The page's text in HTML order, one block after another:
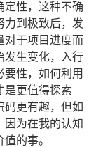
定性，这种不确
力到极致后，发
对于项目进度而
发生变化，入行
要性，如何利用
是更值得探索
码更有趣，但如
因为在我的认知
的事。